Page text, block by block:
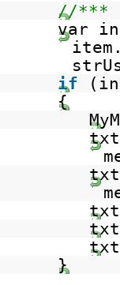
//***
var
if
{
}